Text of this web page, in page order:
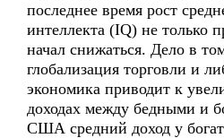
последнее время рост
интеллекта (IQ) не только
начал снижаться. Дело в
глобализация торговли и
экономика приводит к
доходах между бедными и
США средний доход у